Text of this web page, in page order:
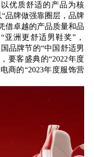
优质舒适的产品为核
品牌做强靠圈层，品牌
借卓越的产品质量和品
洲更舒适男鞋奖”，
品牌节的“中国舒适男
要客盛典的“2022年度
商的“2023年度服饰营